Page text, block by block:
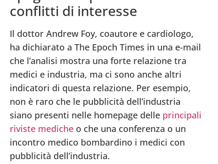
conflitti di interesse
Il dottor Andrew Foy, coautore e cardiologo,
ha dichiarato a The Epoch Times in una e-mail
che l’analisi mostra una forte relazione tra
medici e industria, ma ci sono anche altri
indicatori di questa relazione. Per esempio,
non è raro che le pubblicità dell’industria
siano presenti nelle homepage delle principali
riviste mediche o che una conferenza o un
incontro medico bombardino i medici con
pubblicità dell’industria.